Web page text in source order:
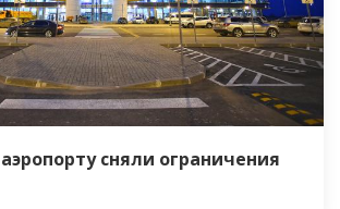
сняли ограничения